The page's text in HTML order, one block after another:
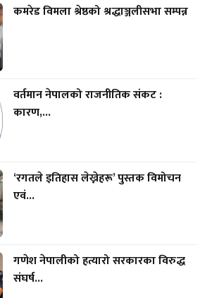
कमरेड विमला श्रेष्ठको श्रद्धाञ्जलीसभा सम्पन्न
वर्तमान नेपालको राजनीतिक संकट :
कारण,...
‘रगतले इतिहास लेख्नेहरू’ पुस्तक विमोचन
एवं...
गणेश नेपालीको हत्यारो सरकारका विरुद्ध
संघर्ष...